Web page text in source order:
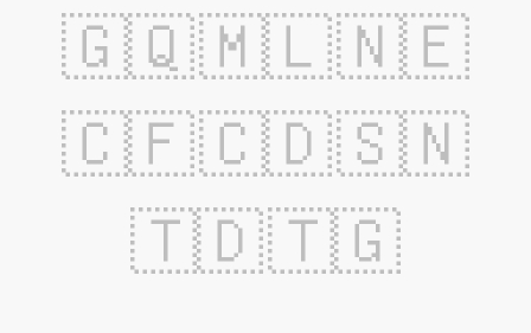
🇬🇶🇲🇱🇳🇪
🇨🇫🇨🇩🇸🇳
🇹🇩🇹🇬